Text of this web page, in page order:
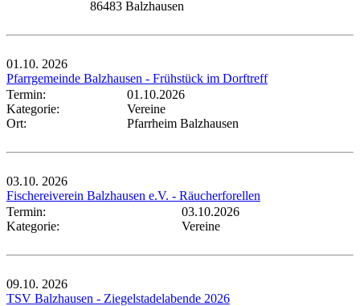
86483 Balzhausen
01.10. 2026
Pfarrgemeinde Balzhausen - Frühstück im Dorftreff
Termin:
01.10.2026
Kategorie:
Vereine
Ort:
Pfarrheim Balzhausen
03.10. 2026
Fischereiverein Balzhausen e.V. - Räucherforellen
Termin:
03.10.2026
Kategorie:
Vereine
09.10. 2026
TSV Balzhausen - Ziegelstadelabende 2026